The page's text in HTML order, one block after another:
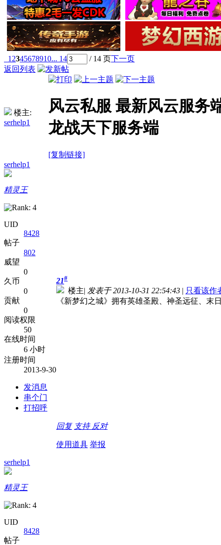
1 2345678910... 14 / 14 页下一页
返回列表
楼主:
serhelp1
风云私服 最新风云服务
龙战天下服务端
[复制链接]
serhelp1
精灵王
UID
8428
帖子
802
威望
0
久币
0
贡献
0
阅读权限
50
在线时间
6 小时
注册时间
2013-9-30
发消息
串个门
打招呼
21#
楼主| 发表于 2013-10-31 22:54:43 | 只看该作
《新梦幻之城》拥有英雄圣殿、神圣远征、末
回复 支持 反对
使用道具 举报
serhelp1
精灵王
UID
8428
帖子